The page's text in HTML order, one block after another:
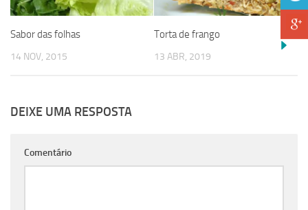
Sabor das folhas
14 NOV, 2015
Torta de frango
13 ABR, 2019
DEIXE UMA RESPOSTA
Comentário